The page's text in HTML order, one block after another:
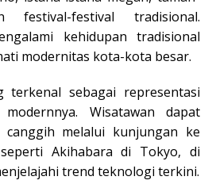
festival tradisional.
kehidupan tradisional
modernitas kota-kota besar.
terkenal sebagai representasi
Wisatawan dapat
canggih melalui kunjungan ke
Akihabara di Tokyo, di
trend teknologi terkini.